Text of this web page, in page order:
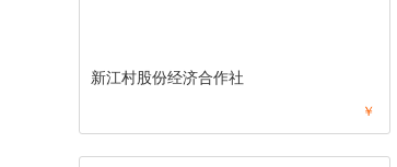
新江村股份经济合作社
￥